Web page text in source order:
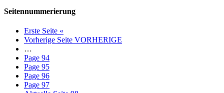
Seitennummerierung
Erste Seite «
Vorherige Seite VORHERIGE
…
Page 94
Page 95
Page 96
Page 97